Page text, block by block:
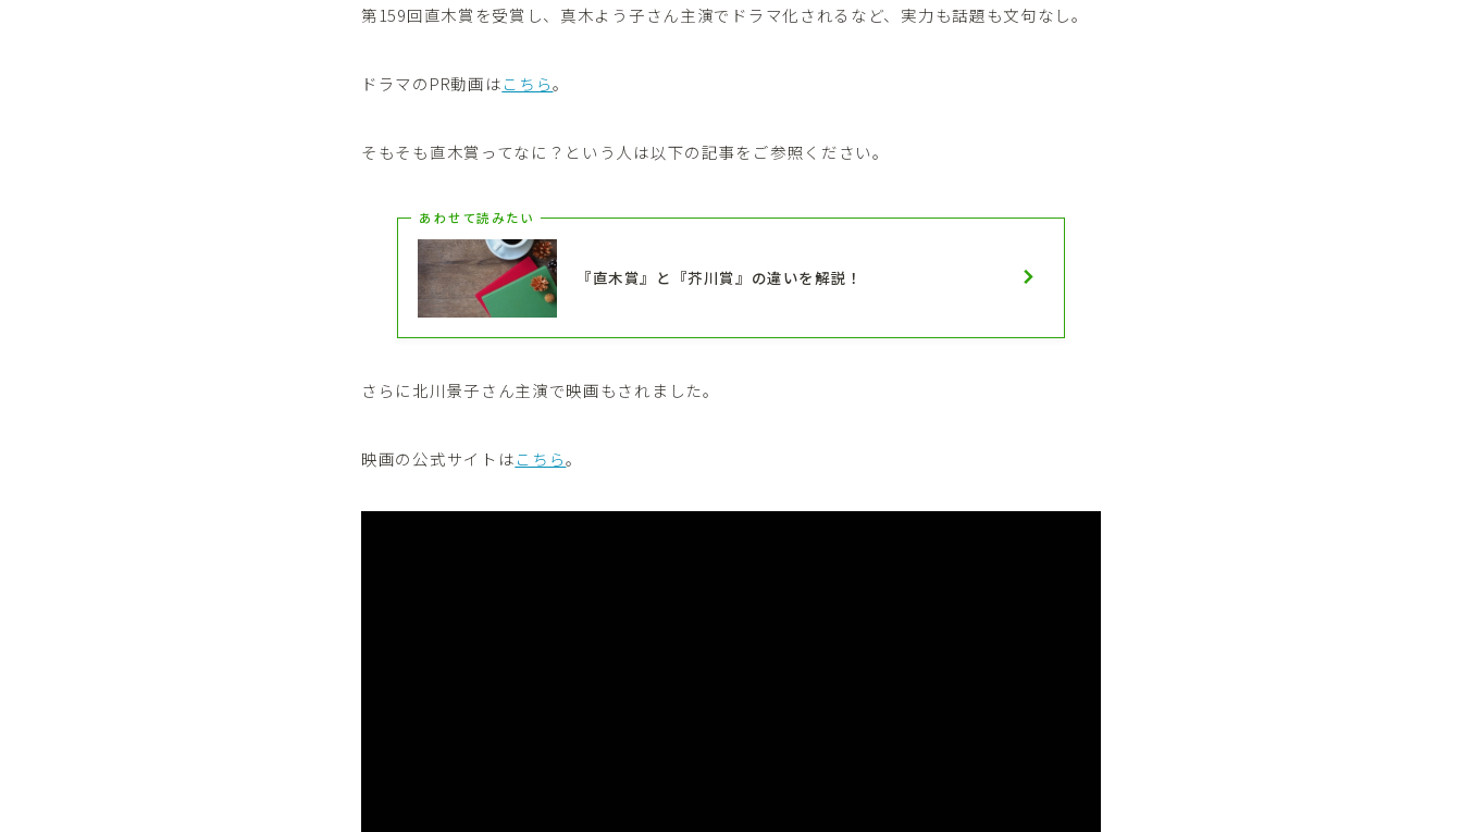
第159回直木賞を受賞し、真木よう子さん主演でドラマ化されるなど、実力も話題も文句なし。
ドラマのPR動画はこちら。
そもそも直木賞ってなに？という人は以下の記事をご参照ください。
あわせて読みたい
『直木賞』と『芥川賞』の違いを解説！
さらに北川景子さん主演で映画もされました。
映画の公式サイトはこちら。